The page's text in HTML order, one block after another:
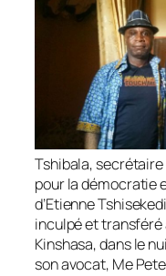
Tshibala, secrétaire
pour la démocratie
d’Etienne
inculpé et transféré
Kinshasa, dans le
son avocat, Me